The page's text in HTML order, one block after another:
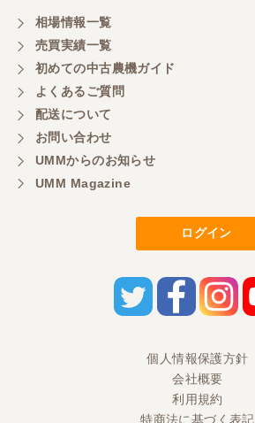
相場情報一覧
売買実績一覧
初めての中古農機ガイド
よくあるご質問
配送について
お問い合わせ
UMMからのお知らせ
UMM Magazine
ログイン
個人情報保護方針
会社概要
利用規約
特商法に基づく表記